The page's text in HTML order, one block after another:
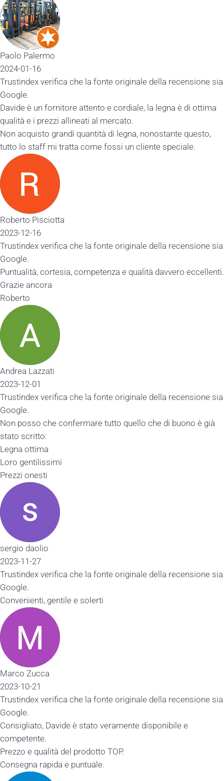
Paolo Palermo
2024-01-16
Trustindex verifica che la fonte originale della recensione sia
Google.
Davide è un fornitore attento e cordiale, la legna è di ottima
qualità e i prezzi allineati al mercato.
Non acquisto grandi quantità di legna, nonostante questo,
tutto lo staff mi tratta come fossi un cliente speciale.
Roberto Pisciotta
2023-12-16
Trustindex verifica che la fonte originale della recensione sia
Google.
Puntualità, cortesia, competenza e qualità davvero eccellenti.
Grazie ancora
Roberto
Andrea Lazzati
2023-12-01
Trustindex verifica che la fonte originale della recensione sia
Google.
Non posso che confermare tutto quello che di buono è già
stato scritto:
Legna ottima
Loro gentilissimi
Prezzi onesti
sergio daolio
2023-11-27
Trustindex verifica che la fonte originale della recensione sia
Google.
Convenienti, gentile e solerti
Marco Zucca
2023-10-21
Trustindex verifica che la fonte originale della recensione sia
Google.
Consigliato, Davide è stato veramente disponibile e
competente.
Prezzo e qualità del prodotto TOP.
Consegna rapida e puntuale.